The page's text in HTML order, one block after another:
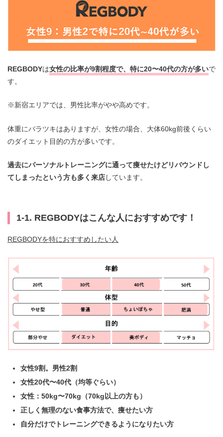
REGBODYは女性の比率が9割程度で、特に20〜40代の方が多いで
す。
※新宿エリアでは、男性比率がやや高めです。
体重にバラツキはありますが、女性の場合、大体60kg前後くらい
のダイエット目的の方が多いです。
過去にパーソナルトレーニングに通って痩せたけどリバウンドし
てしまったという方も多く来店しています。
1-1. REGBODYはこんな人におすすめです！
REGBODYを特におすすめしたい人
女性9割。男性2割
女性20代〜40代（均等ぐらい）
女性：50kg〜70kg（70kg以上の方も）
正しく無理のない食事方法で、痩せたい方
自分だけでトレーニングできるようになりたい方